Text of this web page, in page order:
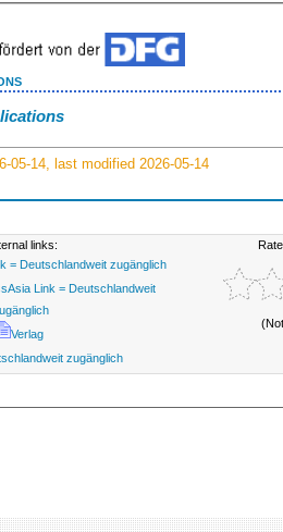
05-14, last modified 2026-05-14
links:
= Deutschlandweit zugänglich
Link = Deutschlandweit
Verlag
zugänglich